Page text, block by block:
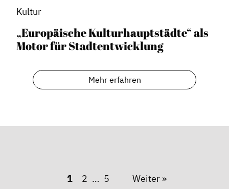
Kultur
„Europäische Kulturhauptstädte“ als
Motor für Stadtentwicklung
Mehr erfahren
1 2 5 Weiter »